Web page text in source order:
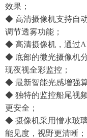
效果；
◆ 高清摄像机支持自
调节透雾功能 ；
◆ 高清摄像机 ，通过
◆ 底部的微光摄像机
现夜视全彩监控；
◆ 最新智能光感增强
◆ 独特的监控船尾视
更安全；
◆ 摄像机采用憎水玻
能见度，视野更清晰；